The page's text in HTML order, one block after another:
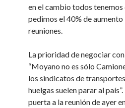
en el cambio todos tenemos
pedimos el 40% de
reuniones.
La prioridad de negociar
“Moyano no es sólo
los sindicatos de
huelgas suelen parar al
puerta a la reunión de ayer